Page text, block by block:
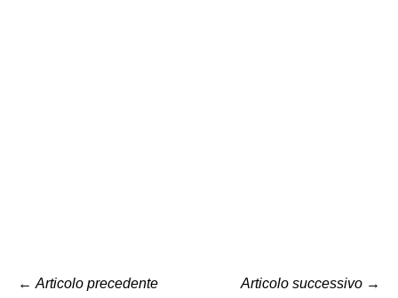
← Articolo precedente
Articolo successivo →